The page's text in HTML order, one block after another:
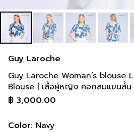
Guy Laroche
Guy Laroche Woman’s blouse
Blouse | เสื้อผู้หญิง คอกลมแขนสั้น
฿ 3,000.00
Color: Navy